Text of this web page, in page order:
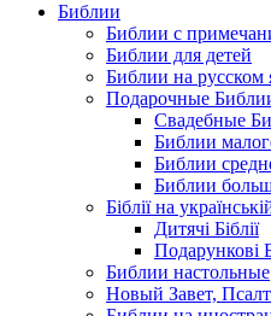
Библии
Библии с
Библии для детей
Библии на
Подарочные
Свадебные
Библии
Библии
Библии
Біблії на
Дитячі Біблії
Подарункові
Библии настольные
Новый Завет,